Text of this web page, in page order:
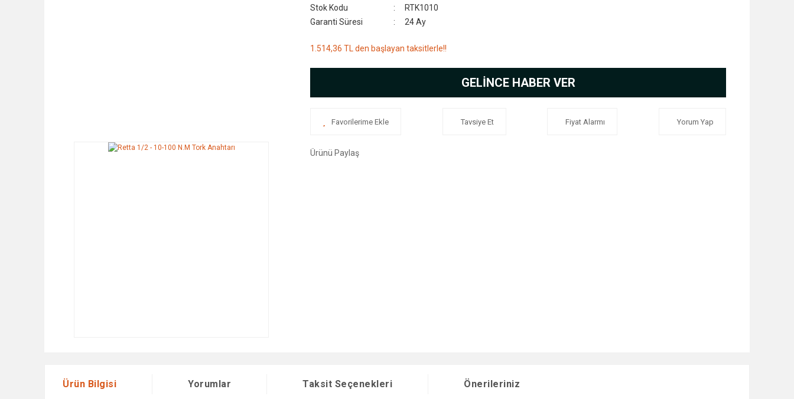
Stok Kodu
RTK1010
Garanti Süresi
24 Ay
1.514,36 TL den başlayan taksitlerle!!
GELİNCE HABER VER
Tavsiye Et Fiyat Alarmı Yorum Yap
Ürünü Paylaş
Ürün Bilgisi Yorumlar Taksit Seçenekleri Önerileriniz